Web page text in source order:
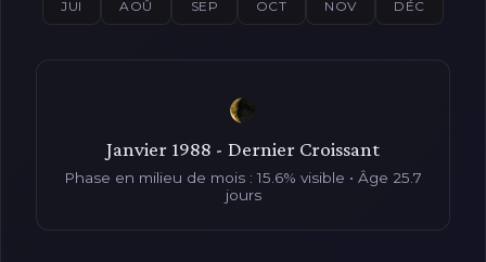
JUI AOÛ SEP OCT NOV DÉC
Janvier 1988 - Dernier Croissant
Phase en milieu de mois : 15.6% visible • Âge 25.7
jours